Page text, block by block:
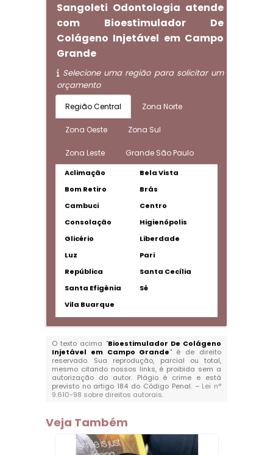
Sangoleti Odontologia atende
com Bioestimulador De
Colágeno Injetável em Campo
Grande
Selecione uma região para solicitar um
orçamento
Região Central Zona Norte
Zona Oeste Zona Sul
Zona Leste Grande São Paulo
Aclimação
Bela Vista
Bom Retiro
Brás
Cambuci
Centro
Consolação
Higienópolis
Glicério
Liberdade
Luz
Pari
República
Santa Cecília
Santa Efigênia
Sé
Vila Buarque
O texto acima "Bioestimulador De Colágeno
Injetável em Campo Grande" é de direito
reservado. Sua reprodução, parcial ou total,
mesmo citando nossos links, é proibida sem a
autorização do autor. Plágio é crime e está
previsto no artigo 184 do Código Penal. – Lei n°
9.610-98 sobre direitos autorais.
Veja Também